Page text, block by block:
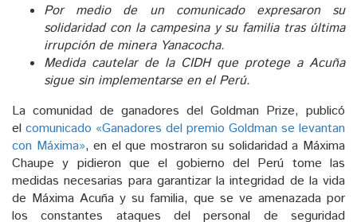
Por medio de un comunicado expresaron su
solidaridad con la campesina y su familia tras última
irrupción de minera Yanacocha.
Medida cautelar de la CIDH que protege a Acuña
sigue sin implementarse en el Perú.
La comunidad de ganadores del Goldman Prize, publicó
el comunicado «Ganadores del premio Goldman se levantan
con Máxima», en el que mostraron su solidaridad a Máxima
Chaupe y pidieron que el gobierno del Perú tome las
medidas necesarias para garantizar la integridad de la vida
de Máxima Acuña y su familia, que se ve amenazada por
los constantes ataques del personal de seguridad